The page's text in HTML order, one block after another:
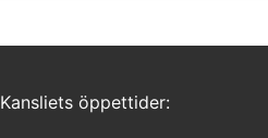
Kansliets öppettider: